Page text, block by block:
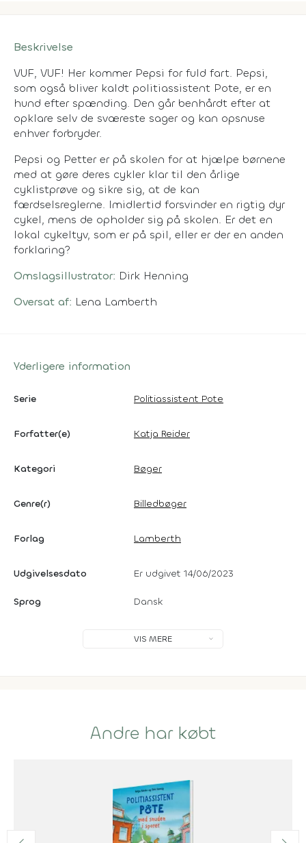
Beskrivelse
VUF, VUF! Her kommer Pepsi for fuld fart. Pepsi,
som også bliver kaldt politiassistent Pote, er en
hund efter spænding. Den går benhårdt efter at
opklare selv de sværeste sager og kan opsnuse
enhver forbryder.
Pepsi og Petter er på skolen for at hjælpe børnene
med at gøre deres cykler klar til den årlige
cyklistprøve og sikre sig, at de kan
færdselsreglerne. Imidlertid forsvinder en rigtig dyr
cykel, mens de opholder sig på skolen. Er det en
lokal cykeltyv, som er på spil, eller er der en anden
forklaring?
Omslagsillustrator: Dirk Henning
Oversat af: Lena Lamberth
Yderligere information
Serie Politiassistent Pote
Forfatter(e) Katja Reider
Kategori Bøger
Genre(r) Billedbøger
Forlag Lamberth
Udgivelsesdato Er udgivet 14/06/2023
Sprog Dansk
VIS MERE
Andre har købt